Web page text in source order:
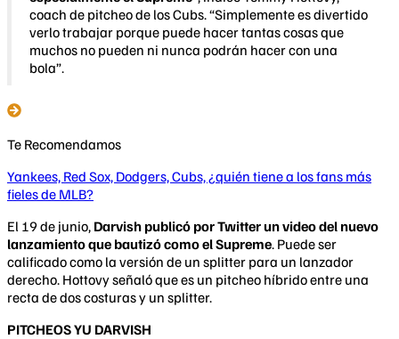
coach de pitcheo de los Cubs. “Simplemente es divertido
verlo trabajar porque puede hacer tantas cosas que
muchos no pueden ni nunca podrán hacer con una
bola”.
Te Recomendamos
Yankees, Red Sox, Dodgers, Cubs, ¿quién tiene a los fans más
fieles de MLB?
El 19 de junio, Darvish publicó por Twitter un video del nuevo
lanzamiento que bautizó como el Supreme. Puede ser
calificado como la versión de un splitter para un lanzador
derecho. Hottovy señaló que es un pitcheo híbrido entre una
recta de dos costuras y un splitter.
PITCHEOS YU DARVISH